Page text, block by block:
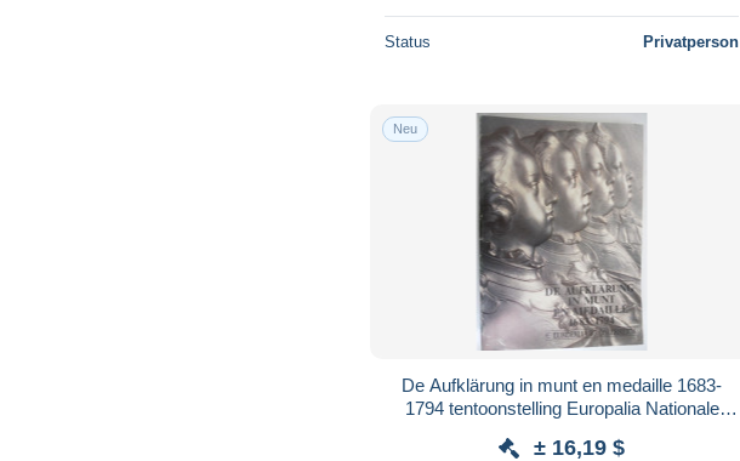
Status Privatperson
Neu
De Aufklärung in munt en medaille 1683-
1794 tentoonstelling Europalia Nationale
± 16,19 $